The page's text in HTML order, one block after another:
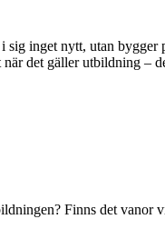
sig inget nytt, utan bygger
det gäller utbildning –
Finns det vanor